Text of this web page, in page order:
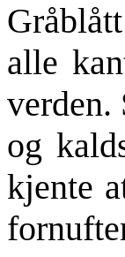
alle
verden.
og
kjente